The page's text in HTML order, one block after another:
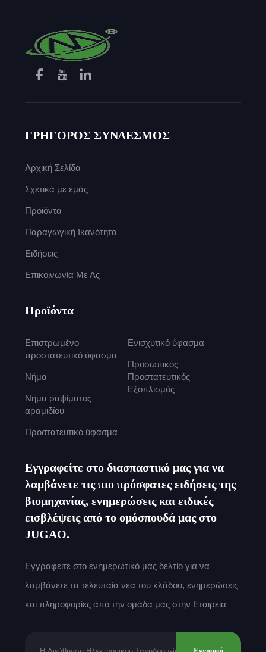
ΓΡΗΓΟΡΟΣ ΣΥΝΔΕΣΜΟΣ
Αρχική Σελίδα
Σχετικά με εμάς
Προϊόντα
Παραγωγική Ικανότητα
Ειδήσεις
Επικοινωνία Με Ας
Προϊόντα
Επιστρωμένο
προστατευτικό ύφασμα
Νήμα
Νήμα ραψίματος
αραμιδίου
Προστατευτικό ύφασμα
Ενισχυτικό ύφασμα
Προσωπικός
Προστατευτικός
Εξοπλισμός
Εγγραφείτε στο διασπαστικό μας για να
λαμβάνετε τις πιο πρόσφατες ειδήσεις της
βιομηχανίας, ενημερώσεις και ειδικές
εισβλέψεις από το ομόσπουδά μας στο
JUGAO.
Εγγραφείτε στο ενημερωτικό μας δελτίο για να
λαμβάνετε τα τελευταία νέα του κλάδου, ενημερώσεις
και πληροφορίες από την ομάδα μας στην Εταιρεία